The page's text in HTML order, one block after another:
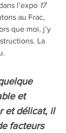
l’expo 17
au Frac,
que moi, j’y
La
et
et délicat, il
facteurs